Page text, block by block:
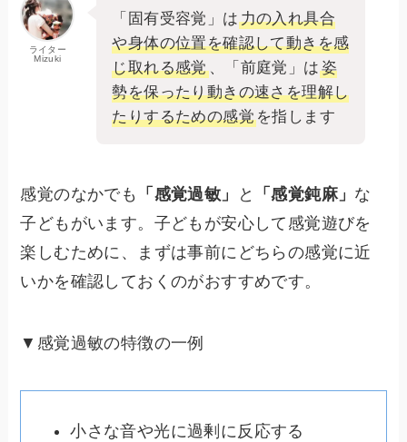
ライター
Mizuki
「固有受容覚」は力の入れ具合
や身体の位置を確認して動きを感
じ取れる感覚、「前庭覚」は姿
勢を保ったり動きの速さを理解し
たりするための感覚 を指します
感覚のなかでも 「感覚過敏」 と 「感覚鈍麻」 な
子どもがいます。子どもが安心して感覚遊びを
楽しむために、まずは事前にどちらの感覚に近
いかを確認しておくのがおすすめです。
▼感覚過敏の特徴の一例
小さな音や光に過剰に反応する